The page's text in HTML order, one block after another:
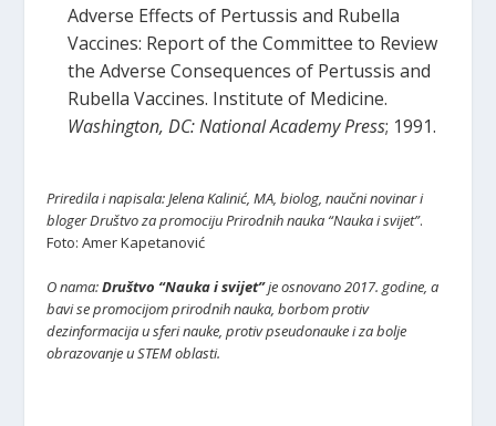
Adverse Effects of Pertussis and Rubella
Vaccines: Report of the Committee to Review
the Adverse Consequences of Pertussis and
Rubella Vaccines. Institute of Medicine.
Washington, DC: National Academy Press; 1991.
Priredila i napisala: Jelena Kalinić, MA, biolog, naučni novinar i
bloger Društvo za promociju Prirodnih nauka “Nauka i svijet”.
Foto: Amer Kapetanović
O nama:Društvo “Nauka i svijet”je osnovano 2017. godine, a
bavi se promocijom prirodnih nauka, borbom protiv
dezinformacija u sferi nauke, protiv pseudonauke i za bolje
obrazovanje u STEM oblasti.